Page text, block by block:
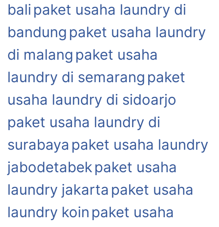
bali paket usaha laundry di
bandung paket usaha laundry
di malang paket usaha
laundry di semarang paket
usaha laundry di sidoarjo
paket usaha laundry di
surabaya paket usaha laundry
jabodetabek paket usaha
laundry jakarta paket usaha
laundry koin paket usaha